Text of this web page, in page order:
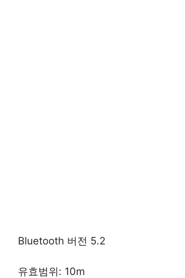
Bluetooth 버전 5.2
유효범위: 10m